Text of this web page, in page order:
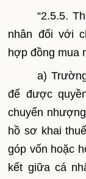
“2.5.5. T
nhân đối với
hợp đồng mua
a)
để được
chuyển
hồ sơ khai
góp vốn hoặc
kết giữa cá